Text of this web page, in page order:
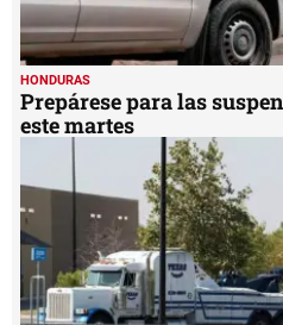
HONDURAS
Prepárese para las
este martes